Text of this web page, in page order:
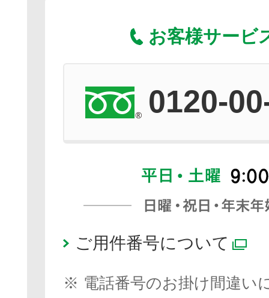
お客様サービ
0120-
ご用件番号について
※ 電話番号のお掛け間違い